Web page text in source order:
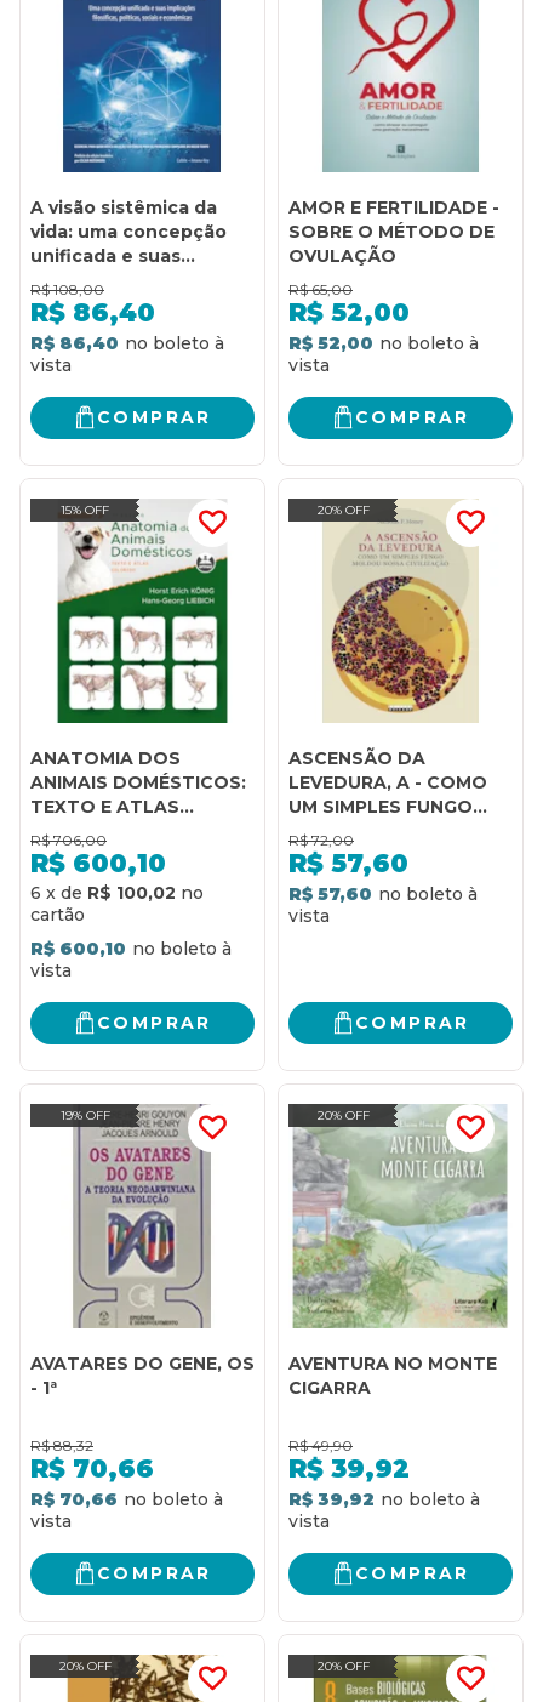
A visão sistêmica da
vida: uma concepção
unificada e suas
implicações filosóficas,
políticas, sociais e
econômicas
R$ 108,00
R$ 86,40
R$ 86,40
COMPRAR
AMOR E FERTILIDADE -
SOBRE O MÉTODO DE
OVULAÇÃO
R$ 65,00
R$ 52,00
R$ 52,00
COMPRAR
15% OFF
ANATOMIA DOS
ANIMAIS DOMÉSTICOS:
TEXTO E ATLAS
COLORIDO
R$ 706,00
R$ 600,10
6 x de R$ 100,02
R$ 600,10
COMPRAR
20% OFF
ASCENSÃO DA
LEVEDURA, A - COMO
UM SIMPLES FUNGO
MOLDOU NOSSA
CIVILIZAÇÃO
R$ 72,00
R$ 57,60
R$ 57,60
COMPRAR
19% OFF
AVATARES DO GENE, OS
- 1ª
R$ 88,32
R$ 70,66
R$ 70,66
COMPRAR
20% OFF
AVENTURA NO MONTE
CIGARRA
R$ 49,90
R$ 39,92
R$ 39,92
COMPRAR
20% OFF 20% OFF